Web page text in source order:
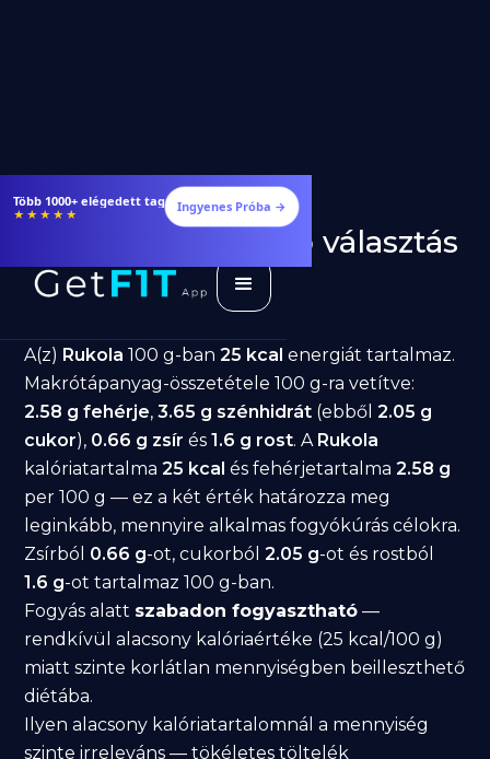
Étrendek, receptek és edzéstervek
★★★★★ Ingyenes Próba →
Rukola fogyásra: jó választás
diéta alatt?
A(z) Rukola 100 g-ban25 kcal energiát tartalmaz.
Makrótápanyag-összetétele 100 g-ra vetítve:
2.58 g fehérje,3.65 g szénhidrát (ebből2.05 g
cukor), 0.66 g zsír és1.6 g rost. A Rukola
kalóriatartalma25 kcal és fehérjetartalma2.58 g
per 100 g — ez a két érték határozza meg
leginkább, mennyire alkalmas fogyókúrás célokra.
Zsírból 0.66 g-ot, cukorból2.05 g-ot és rostból
1.6 g-ot tartalmaz 100 g-ban.
Fogyás alatt szabadon fogyasztható —
rendkívül alacsony kalóriaértéke (25 kcal/100 g)
miatt szinte korlátlan mennyiségben beilleszthető
diétába.
Ilyen alacsony kalóriatartalomnál a mennyiség
szinte irreleváns — tökéletes töltelék